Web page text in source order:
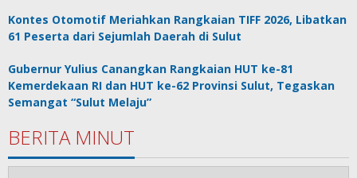
Kontes Otomotif Meriahkan Rangkaian TIFF 2026, Libatkan
61 Peserta dari Sejumlah Daerah di Sulut
Gubernur Yulius Canangkan Rangkaian HUT ke-81
Kemerdekaan RI dan HUT ke-62 Provinsi Sulut, Tegaskan
Semangat “Sulut Melaju”
BERITA MINUT